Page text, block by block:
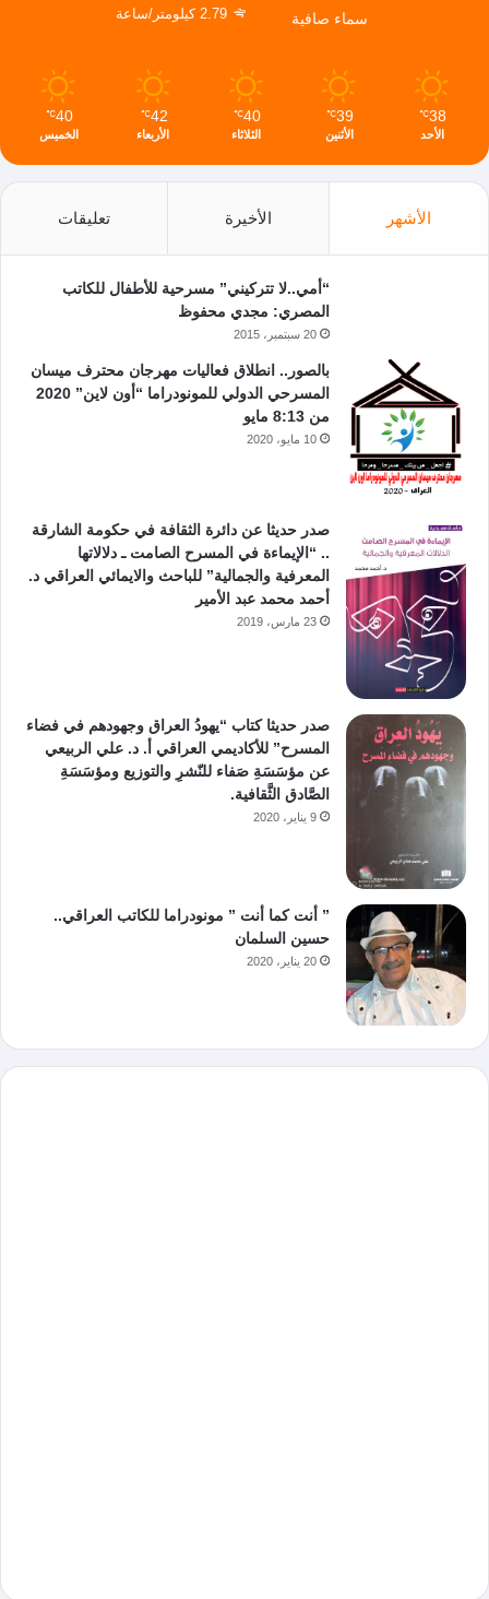
سماء صافية
2.79 كيلومتر/ساعة
38
℃
الأحد
39
℃
الأثنين
40
℃
الثلاثاء
42
℃
الأربعاء
40
℃
الخميس
الأشهر الأخيرة تعليقات
“أمي..لا تتركيني” مسرحية للأطفال للكاتب
المصري: مجدي محفوظ
20 سبتمبر، 2015
بالصور.. انطلاق فعاليات مهرجان محترف ميسان
المسرحي الدولي للمونودراما “أون لاين” 2020
من 8:13 مايو
10 مايو، 2020
صدر حديثا عن دائرة الثقافة في حكومة الشارقة
.. “الإيماءة في المسرح الصامت ـ دلالاتها
المعرفية والجمالية” للباحث والايمائي العراقي د.
أحمد محمد عبد الأمير
23 مارس، 2019
صدر حديثا كتاب “يهودُ العراق وجهودهم في فضاء
المسرح” للأكاديمي العراقي أ. د. علي الربيعي
عن مؤسَسَةِ صَفاء للنّشرِ والتوزيع ومؤسَسَةِ
الصَّادق الثَّقافية.
9 يناير، 2020
” أنت كما أنت ” مونودراما للكاتب العراقي..
حسين السلمان
20 يناير، 2020